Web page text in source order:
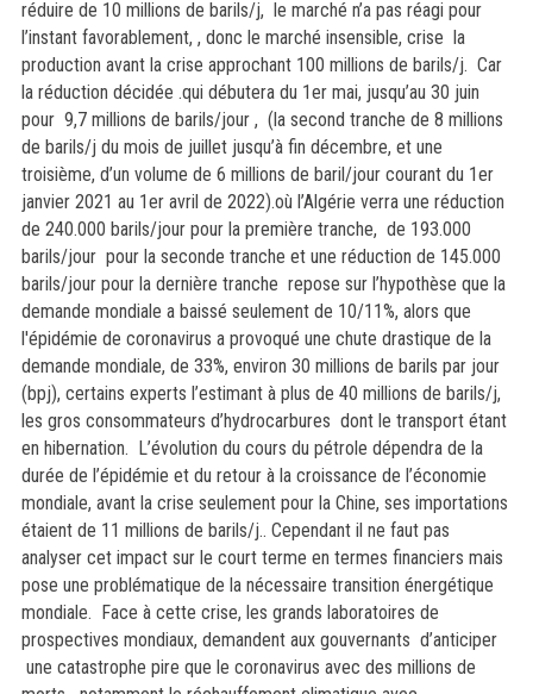
réduire de 10 millions de barils/j, le marché n’a pas réagi pour
l’instant favorablement, , donc le marché insensible, crise la
production avant la crise approchant 100 millions de barils/j. Car
la réduction décidée .qui débutera du 1er mai, jusqu’au 30 juin
pour 9,7 millions de barils/jour , (la second tranche de 8 millions
de barils/j du mois de juillet jusqu’à fin décembre, et une
troisième, d’un volume de 6 millions de baril/jour courant du 1er
janvier 2021 au 1er avril de 2022).où l’Algérie verra une réduction
de 240.000 barils/jour pour la première tranche, de 193.000
barils/jour pour la seconde tranche et une réduction de 145.000
barils/jour pour la dernière tranche repose sur l’hypothèse que la
demande mondiale a baissé seulement de 10/11%, alors que
l'épidémie de coronavirus a provoqué une chute drastique de la
demande mondiale, de 33%, environ 30 millions de barils par jour
(bpj), certains experts l’estimant à plus de 40 millions de barils/j,
les gros consommateurs d’hydrocarbures dont le transport étant
en hibernation. L’évolution du cours du pétrole dépendra de la
durée de l’épidémie et du retour à la croissance de l’économie
mondiale, avant la crise seulement pour la Chine, ses importations
étaient de 11 millions de barils/j.. Cependant il ne faut pas
analyser cet impact sur le court terme en termes financiers mais
pose une problématique de la nécessaire transition énergétique
mondiale. Face à cette crise, les grands laboratoires de
prospectives mondiaux, demandent aux gouvernants d’anticiper
une catastrophe pire que le coronavirus avec des millions de